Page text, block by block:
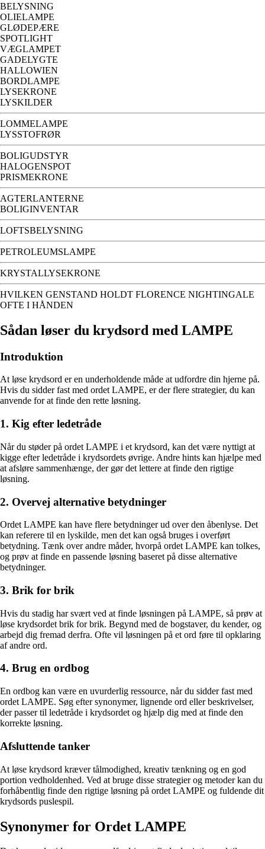
BELYSNING
OLIELAMPE
GLØDEPÆRE
SPOTLIGHT
VÆGLAMPET
GADELYGTE
HALLOWIEN
BORDLAMPE
LYSEKRONE
LYSKILDER
LOMMELAMPE
LYSSTOFRØR
BOLIGUDSTYR
HALOGENSPOT
PRISMEKRONE
AGTERLANTERNE
BOLIGINVENTAR
LOFTSBELYSNING
PETROLEUMSLAMPE
KRYSTALLYSEKRONE
HVILKEN GENSTAND HOLDT FLORENCE NIGHTINGALE
OFTE I HÅNDEN
Sådan løser du krydsord med LAMPE
Introduktion
At løse krydsord er en underholdende måde at udfordre din hjerne på.
Hvis du sidder fast med ordet LAMPE, er der flere strategier, du kan
anvende for at finde den rette løsning.
1. Kig efter ledetråde
Når du støder på ordet LAMPE i et krydsord, kan det være nyttigt at
kigge efter ledetråde i krydsordets øvrige. Andre hints kan hjælpe med
at afsløre sammenhænge, der gør det lettere at finde den rigtige
løsning.
2. Overvej alternative betydninger
Ordet LAMPE kan have flere betydninger ud over den åbenlyse. Det
kan referere til en lyskilde, men det kan også bruges i overført
betydning. Tænk over andre måder, hvorpå ordet LAMPE kan tolkes,
og prøv at finde en passende løsning baseret på disse alternative
betydninger.
3. Brik for brik
Hvis du stadig har svært ved at finde løsningen på LAMPE, så prøv at
løse krydsordet brik for brik. Begynd med de bogstaver, du kender, og
arbejd dig fremad derfra. Ofte vil løsningen på et ord føre til opklaring
af andre ord.
4. Brug en ordbog
En ordbog kan være en uvurderlig ressource, når du sidder fast med
ordet LAMPE. Søg efter synonymer, lignende ord eller beskrivelser,
der passer til ledetråde i krydsordet og hjælp dig med at finde den
korrekte løsning.
Afsluttende tanker
At løse krydsord kræver tålmodighed, kreativ tænkning og en god
portion vedholdenhed. Ved at bruge disse strategier og metoder kan du
forhåbentlig finde den rigtige løsning på ordet LAMPE og fuldende dit
krydsords puslespil.
Synonymer for Ordet LAMPE